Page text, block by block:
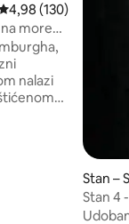
ocjena:
4,98 (130)
more
nalazi
Stan –
Stan 4